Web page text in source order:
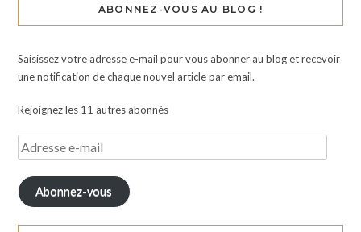
ABONNEZ-VOUS AU BLOG !
Saisissez votre adresse e-mail pour vous abonner au blog et recevoir
une notification de chaque nouvel article par email.
Rejoignez les 11 autres abonnés
Abonnez-vous